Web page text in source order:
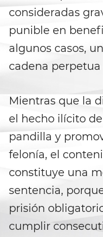
Asuntos
consideradas
punible en
algunos casos,
cadena
Mientras que la
el hecho ilícito
pandilla y
felonía, el
constituye una
sentencia,
prisión
cumplir